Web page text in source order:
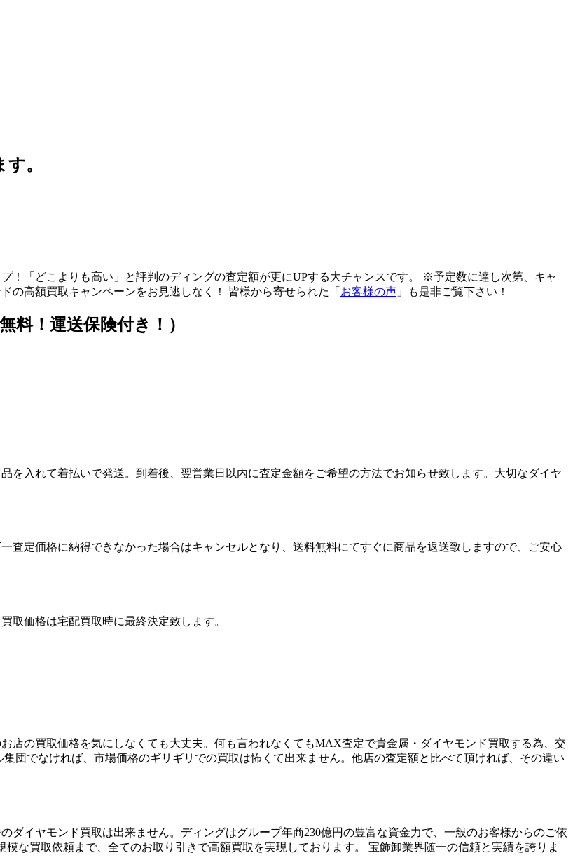
。
！「どこよりも高い」と評判のディングの査定額が更にUPする大チャンスです。 ※予定数に達し次第、キャ
の高額買取キャンペーンをお見逃しなく！ 皆様から寄せられた「 お客様の声 」も是非ご覧下さい！
料！運送保険付き！）
を入れて着払いで発送。到着後、翌営業日以内に査定金額をご希望の方法でお知らせ致します。大切なダイヤ
査定価格に納得できなかった場合はキャンセルとなり、送料無料にてすぐに商品を返送致しますので、ご安心
取価格は宅配買取時に最終決定致します。
店の買取価格を気にしなくても大丈夫。何も言われなくてもMAX査定で貴金属・ダイヤモンド買取する為、交
団でなければ、市場価格のギリギリでの買取は怖くて出来ません。他店の査定額と比べて頂ければ、その違い
ダイヤモンド買取は出来ません。ディングはグループ年商230億円の豊富な資金力で、一般のお客様からのご依
な買取依頼まで、全てのお取り引きで高額買取を実現しております。 宝飾卸業界随一の信頼と実績を誇りま